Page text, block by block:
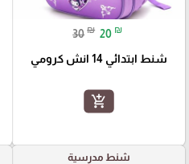
30 ₪ 20 ₪
شنط ابتدائي 14 انش كرومي
add_shopping_cart
شنط مدرسية